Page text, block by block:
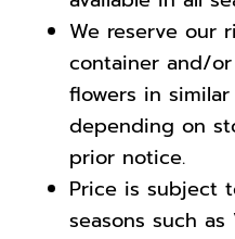
We reserve our
container and/
flowers in
depending on
prior notice.
Price is subject
seasons such as